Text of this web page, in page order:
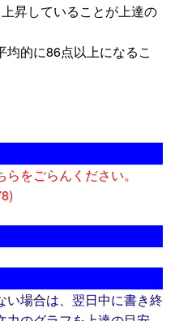
昇していることが上達の
的に86点以上になるこ
をごらんください。
い場合は、翌日中に書き終